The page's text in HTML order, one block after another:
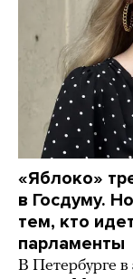
«Яблоко»
в Госдуму.
тем, кто
парламенты
В Петербурге в